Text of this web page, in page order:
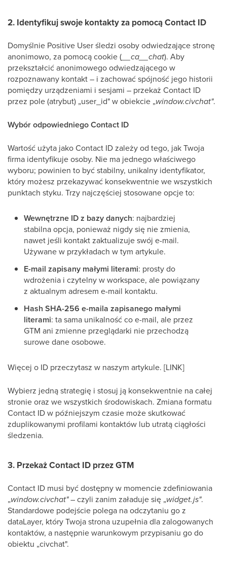
2. Identyfikuj swoje kontakty za pomocą Contact ID
Domyślnie Positive User śledzi osoby odwiedzające stronę
anonimowo, za pomocą cookie ( __ca__chat). Aby
przekształcić anonimowego odwiedzającego w
rozpoznawany kontakt – i zachować spójność jego historii
pomiędzy urządzeniami i sesjami – przekaż Contact ID
przez pole (atrybut) „user_id" w obiekcie „window.civchat".
Wybór odpowiedniego Contact ID
Wartość użyta jako Contact ID zależy od tego, jak Twoja
firma identyfikuje osoby. Nie ma jednego właściwego
wyboru; powinien to być stabilny, unikalny identyfikator,
który możesz przekazywać konsekwentnie we wszystkich
punktach styku. Trzy najczęściej stosowane opcje to:
Wewnętrzne ID z bazy danych: najbardziej
stabilna opcja, ponieważ nigdy się nie zmienia,
nawet jeśli kontakt zaktualizuje swój e-mail.
Używane w przykładach w tym artykule.
E-mail zapisany małymi literami: prosty do
wdrożenia i czytelny w workspace, ale powiązany
z aktualnym adresem e-mail kontaktu.
Hash SHA-256 e-maila zapisanego małymi
literami: ta sama unikalność co e-mail, ale przez
GTM ani zmienne przeglądarki nie przechodzą
surowe dane osobowe.
Więcej o ID przeczytasz w naszym artykule. [LINK]
Wybierz jedną strategię i stosuj ją konsekwentnie na całej
stronie oraz we wszystkich środowiskach. Zmiana formatu
Contact ID w późniejszym czasie może skutkować
zduplikowanymi profilami kontaktów lub utratą ciągłości
śledzenia.
3. Przekaż Contact ID przez GTM
Contact ID musi być dostępny w momencie zdefiniowania
„window.civchat"– czyli zanim załaduje się „widget.js".
Standardowe podejście polega na odczytaniu go z
dataLayer, który Twoja strona uzupełnia dla zalogowanych
kontaktów, a następnie warunkowym przypisaniu go do
obiektu „civchat".